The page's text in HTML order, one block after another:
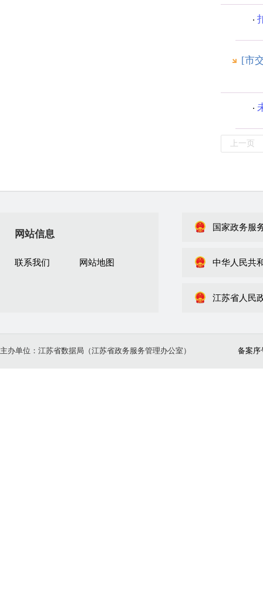
[市
上一页
网站信息
联系我们 网站地图
国家政务服
中华人民共
江苏省人民
主办单位：江苏省数据局（江苏省政务服务管理办公室） 备案序